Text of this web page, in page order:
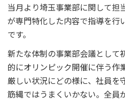
当月より埼玉事業部に関して担
が専門特化した内容で指導を行
です。
新たな体制の事業部会議として
的にオリンピック開催に伴う作
厳しい状況にどの様に、社員を
筋縄ではうまくいかない。全員